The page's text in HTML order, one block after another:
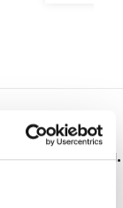
hjælp?
til at hjælpe dig.